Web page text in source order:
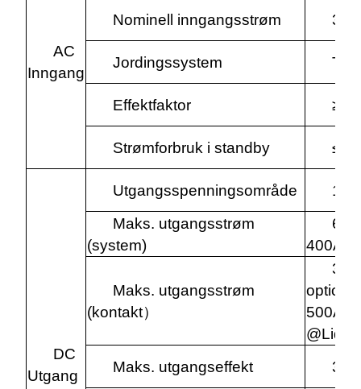
AC
Inngang
Nominell inngangsstrøm
Jordingssystem
Effektfaktor
Strømforbruk i standby
DC
Utgang
Utgangsspenningsområde
Maks. utgangsstrøm
(system)
400A
Maks. utgangsstrøm
(kontakt）
Maks. utgangseffekt